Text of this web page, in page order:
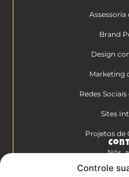
Controle
Assessoria
Brand
Design
Marketing
Redes
Sites
Projetos de
Nós,
Diferenciais